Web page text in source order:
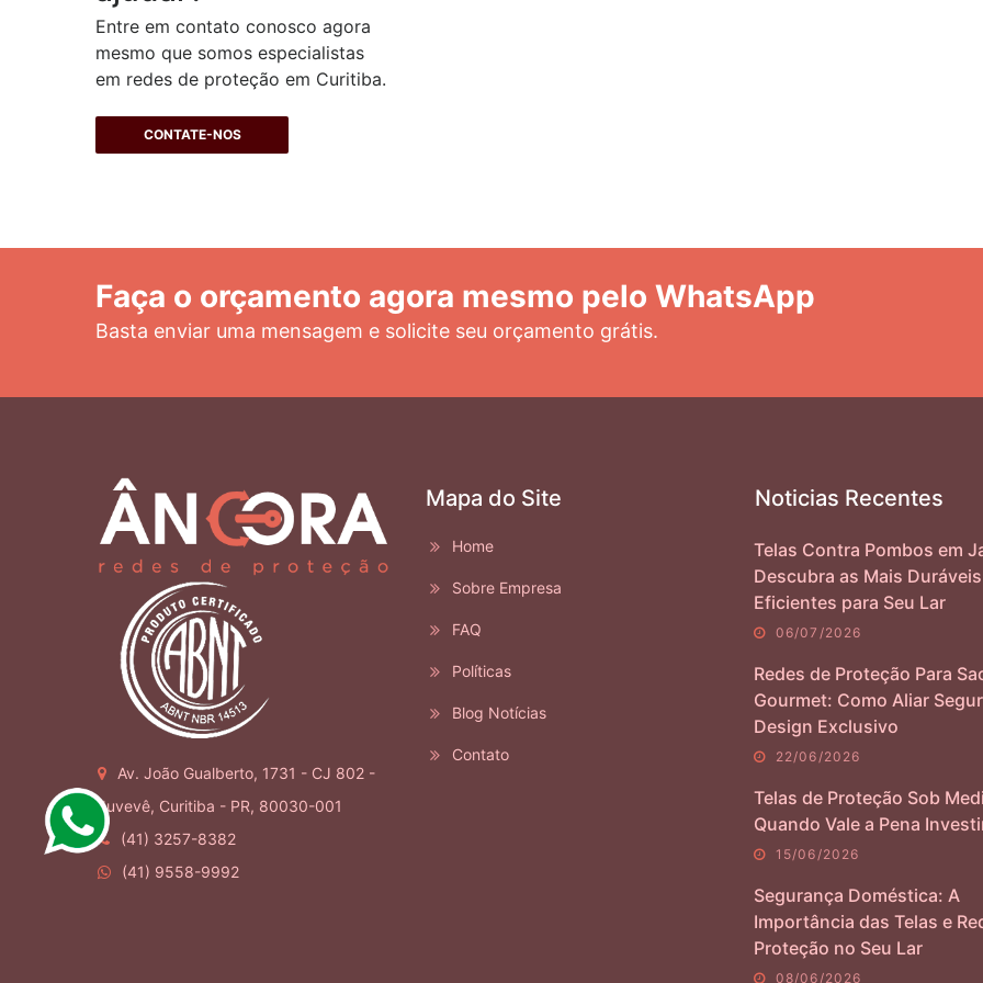
Entre em contato conosco agora
mesmo que somos especialistas
em redes de proteção em Curitiba.
CONTATE-NOS
Faça o orçamento agora mesmo pelo WhatsApp
Basta enviar uma mensagem e solicite seu orçamento grátis.
Av. João Gualberto, 1731 - CJ 802 -
Juvevê, Curitiba - PR, 80030-001
(41) 3257-8382
(41) 9558-9992
Mapa do Site
Home
Sobre Empresa
FAQ
Políticas
Blog Notícias
Contato
Noticias Recentes
Telas Contra Pombos em
Descubra as Mais
Eficientes para Seu Lar
06/07/2026
Redes de Proteção Para
Gourmet: Como Aliar
Design Exclusivo
22/06/2026
Telas de Proteção Sob
Quando Vale a Pena
15/06/2026
Segurança Doméstica: A
Importância das Telas e
Proteção no Seu Lar
08/06/2026